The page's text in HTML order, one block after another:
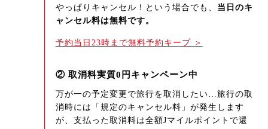
やっぱりキャンセル！という場合でも、 当日のキ
ャンセル料は無料です。
予約当日23時まで無料予約キープ ＞
② 取消料実質0円キャンペーン中
万が一の予定変更で旅行を取消したい…旅行の取
消時には「規定のキャンセル料」が発生します
が、支払った取消料は全額Jマイルポイントで還